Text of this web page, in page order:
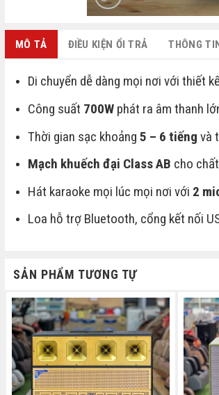
MÔ TẢ ĐIỀU KIỆN ỔI TRẢ THÔNG
Di chuyển dễ dàng mọi nơi với thiết
Công suất 700Wphát ra âm thanh
Thời gian sạc khoảng 5 – 6 tiếng và
Mạch khuếch đại Class AB cho
Hát karaoke mọi lúc mọi nơi với 2
Loa hỗ trợ Bluetooth, cổng kết nối
SẢN PHẨM TƯƠNG TỰ